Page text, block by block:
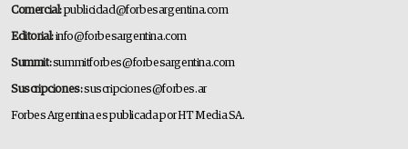
Comercial:publicidad@forbesargentina.com
Editorial:info@forbesargentina.com
Summit:summitforbes@forbesargentina.com
Suscripciones:suscripciones@forbes.ar
Forbes Argentina es publicada por HT Media SA.